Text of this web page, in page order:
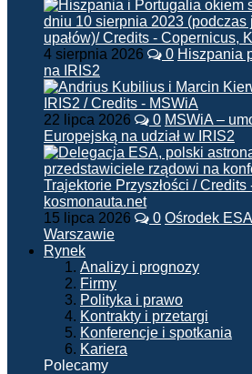
4 sierpnia 2026 0 Hiszpania
na IRIS2
22 lipca 2026 0 MSWiA –
Europejską na udział w IRIS2
15 lipca 2026 0 Ośrodek
Warszawie
Rynek
Analizy i prognozy
Firmy
Polityka i prawo
Kontrakty i przetargi
Konferencje i spotkania
Kariera
Polecamy